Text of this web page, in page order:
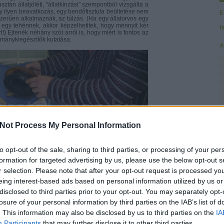
Process My Personal Information
opt-out of the sale, sharing to third parties, or processing of your
for targeted advertising by us, please use the below opt-out
selection. Please note that after your opt-out request is processed
interest-based ads based on personal information utilized by us
to third parties prior to your opt-out. You may separately
of your personal information by third parties on the IAB’s list of
This information may also be disclosed by us to third parties on the
állatjóléti, "állatkínzási" szempontból vizsgálta a
ilyen beavatkozás, egy bendőfisztula beültetése nem
alkalmaznák, az túlzás. (Ha egy állatorvos egy
tehénnek, akkor képzelhetitek, hogy mennyit kér
Ejtenék néhány szót arról is, hogy miért is fontos az
kutatása.
mindegy, hogy milyen takarmányból mennyit adnak
hogy ha túl sok lucernát etetnek a kérődzőkkel, akkor
állatok tejtermelésének növekedésével előtérbe
(ellési bénulás, bendőacidózis, ketózis,
hogy melyek azok a módszerek, azok a
kiszolgálhatók az állat igényei, ugyanakkor annak